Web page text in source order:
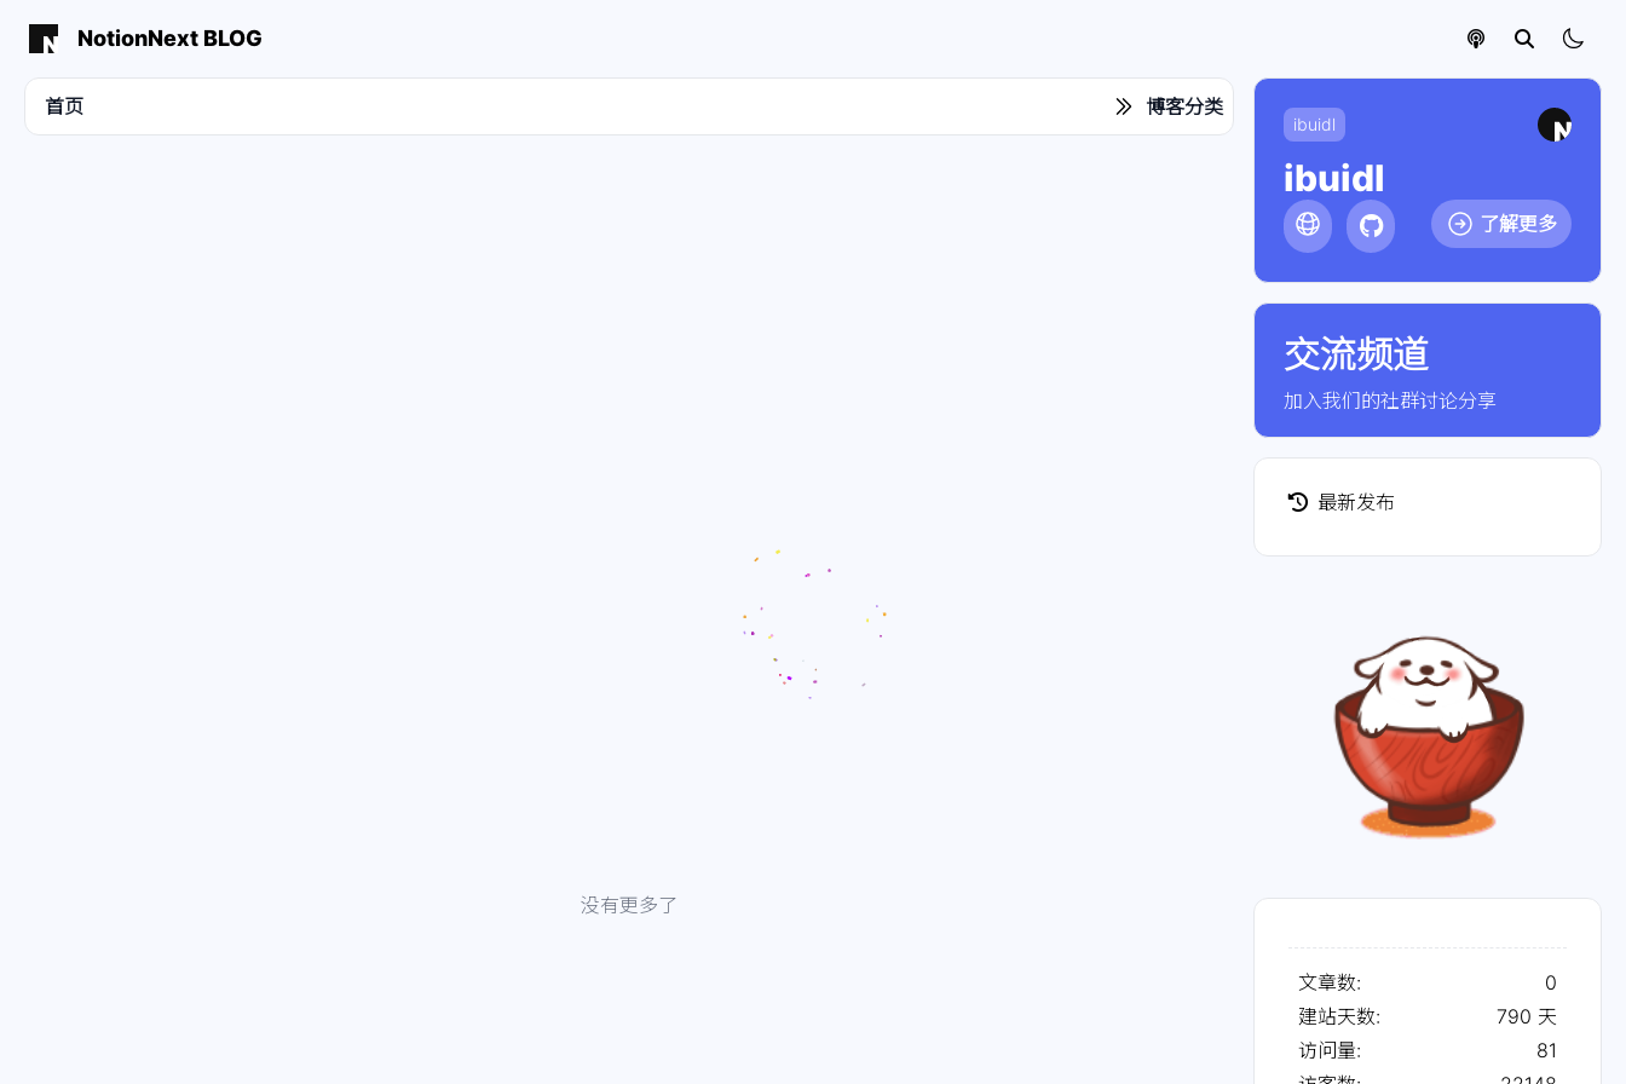
NotionNext BLOG
首页 博客分类
没有更多了
ibuidl
ibuidl
了解更多
交流频道
加入我们的社群讨论分享
点击加入游民社区
最新发布
文章数:
0
建站天数:
790 天
访问量:
81